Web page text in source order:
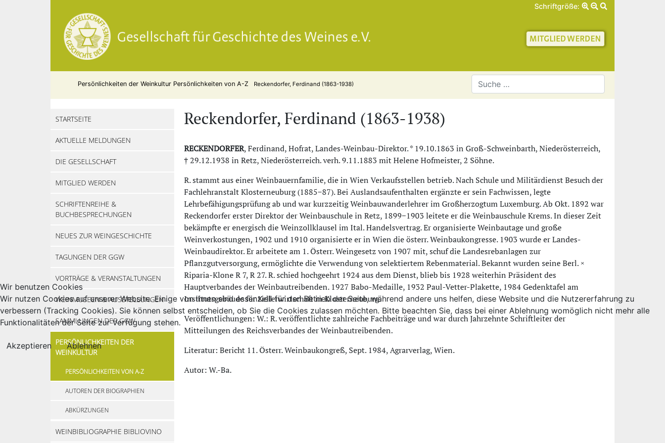
Schriftgröße:
Gesellschaft für Geschichte
Persönlichkeiten der Weinkultur Persönlichkeiten von A-Z Reckendorfer, Ferdinand (1863-1938)
STARTSEITE
AKTUELLE MELDUNGEN
DIE GESELLSCHAFT
MITGLIED WERDEN
SCHRIFTENREIHE &
BUCHBESPRECHUNGEN
NEUES ZUR WEINGESCHICHTE
TAGUNGEN DER GGW
VORTRÄGE & VERANSTALTUNGEN
WEINMUSEEN & AUSSTELLUNGEN
SAMMLUNGEN DER GGW
PERSÖNLICHKEITEN DER
WEINKULTUR
PERSÖNLICHKEITEN VON A-Z
AUTOREN DER BIOGRAPHIEN
ABKÜRZUNGEN
WEINBIBLIOGRAPHIE BIBLIOVINO
Reckendorfer, Ferdinand (1863-1938)
RECKENDORFER, Ferdinand, Hofrat, Landes-Weinbau-Direktor. * 19.10.1863 in Groß-Schweinbarth, Niederösterreich,
† 29.12.1938 in Retz, Niederösterreich. verh. 9.11.1883 mit Helene Hofmeister, 2 Söhne.
R. stammt aus einer Weinbauernfamilie, die in Wien Verkaufsstellen betrieb. Nach Schule und Militärdienst Besuch der
Fachlehranstalt Klosterneuburg (1885−87). Bei Auslandsaufenthalten ergänzte er sein Fachwissen, legte
Lehrbefähigungsprüfung ab und war kurzzeitig Weinbauwanderlehrer im Großherzogtum Luxemburg. Ab Okt. 1892 war
Reckendorfer erster Direktor der Weinbauschule in Retz, 1899−1903 leitete er die Weinbauschule Krems. In dieser Zeit
bekämpfte er energisch die Weinzollklausel im Ital. Handelsvertrag. Er organisierte Weinbautage und große
Weinverkostungen, 1902 und 1910 organisierte er in Wien die österr. Weinbaukongresse. 1903 wurde er Landes-
Weinbaudirektor. Er arbeitete am 1. Österr. Weingesetz von 1907 mit, schuf die Landesrebanlagen zur
Pflanzgutversorgung, ermöglichte die Verwendung von selektiertem Rebenmaterial. Bekannt wurden seine Berl. ×
Riparia-Klone R 7, R 27. R. schied hochgeehrt 1924 aus dem Dienst, blieb bis 1928 weiterhin Präsident des
Hauptverbandes der Weinbautreibenden. 1927 Babo-Medaille, 1932 Paul-Vetter-Plakette, 1984 Gedenktafel am
Institutsgebäude für Kellerwirtschaft in Klosterneuburg.
Veröffentlichungen: W.: R. veröffentlichte zahlreiche Fachbeiträge und war durch Jahrzehnte Schriftleiter der
Mitteilungen des Reichsverbandes der Weinbautreibenden.
Literatur: Bericht 11. Österr. Weinbaukongreß, Sept. 1984, Agrarverlag, Wien.
Autor: W.-Ba.
Wir benutzen Cookies
Wir nutzen Cookies auf unserer Website. Einige von ihnen sind essenziell für den Betrieb der Seite, während andere uns helfen, diese Website und die Nutzererfahrung zu
verbessern (Tracking Cookies). Sie können selbst entscheiden, ob Sie die Cookies zulassen möchten. Bitte beachten Sie, dass bei einer Ablehnung womöglich nicht mehr alle
Funktionalitäten der Seite zur Verfügung stehen.
Akzeptieren Ablehnen